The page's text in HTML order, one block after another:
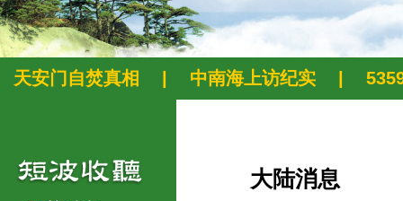
天安门自焚真相 中南海上访纪实
大陆消息